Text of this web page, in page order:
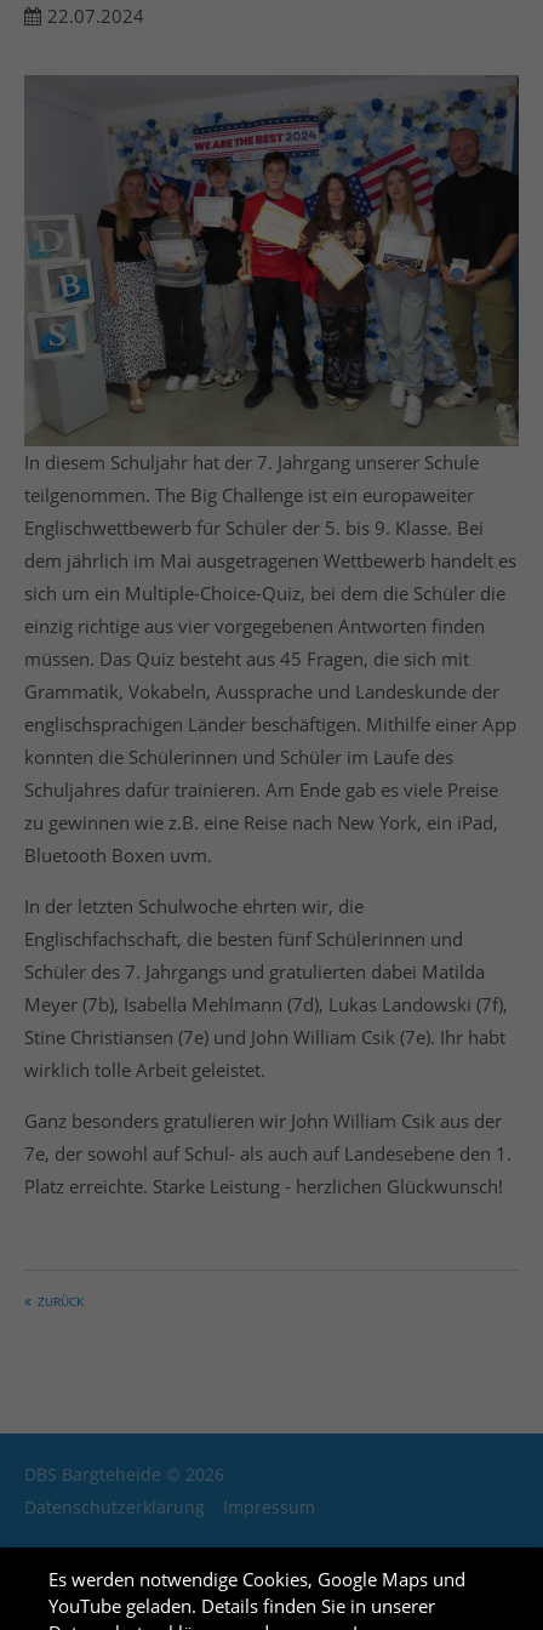
We offer support for our customers
Mon - Fri 8:00am - 5:00pm(GMT +1)
Get in touch
Cybersteel Inc.
376-293 City Road, Suite 600
San Francisco, CA 94102
Have any questions?
+44 1234 567 890
Drop us a line
info@yourdomain.com
About us
Lorem ipsum dolor sit amet, consectetuer adipiscing
elit.
Aenean commodo ligula eget dolor. Aenean massa.
Cum sociis natoque penatibus et magnis dis
parturient montes, nascetur ridiculus mus. Donec
quam felis, ultricies nec.
22.07.2024
In diesem Schuljahr hat der 7. Jahrgang unserer Schule
teilgenommen. The Big Challenge ist ein europaweiter
Englischwettbewerb für Schüler der 5. bis 9. Klasse. Bei
dem jährlich im Mai ausgetragenen Wettbewerb handelt es
sich um ein Multiple-Choice-Quiz, bei dem die Schüler die
einzig richtige aus vier vorgegebenen Antworten finden
müssen. Das Quiz besteht aus 45 Fragen, die sich mit
Grammatik, Vokabeln, Aussprache und Landeskunde der
englischsprachigen Länder beschäftigen. Mithilfe einer App
konnten die Schülerinnen und Schüler im Laufe des
Schuljahres dafür trainieren. Am Ende gab es viele Preise
zu gewinnen wie z.B. eine Reise nach New York, ein iPad,
Bluetooth Boxen uvm.
In der letzten Schulwoche ehrten wir, die
Englischfachschaft, die besten fünf Schülerinnen und
Schüler des 7. Jahrgangs und gratulierten dabei Matilda
Meyer (7b), Isabella Mehlmann (7d), Lukas Landowski (7f),
Stine Christiansen (7e) und John William Csik (7e). Ihr habt
wirklich tolle Arbeit geleistet.
Ganz besonders gratulieren wir John William Csik aus der
7e, der sowohl auf Schul- als auch auf Landesebene den 1.
Platz erreichte. Starke Leistung - herzlichen Glückwunsch!
ZURÜCK
DBS Bargteheide © 2026
Datenschutzerklärung
Impressum
Es werden notwendige Cookies, Google Maps und
YouTube geladen. Details finden Sie in unserer